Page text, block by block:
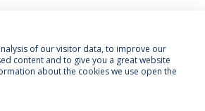
Termos & Condições
of our visitor data, to improve our
content and to give you a great website
about the cookies we use open the